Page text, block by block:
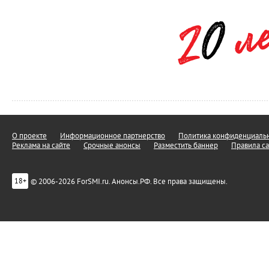
О проекте Информационное партнерство
Политика
Реклама на сайте
Срочные анонсы Разместить баннер Правила
18+ © 2006-2026 ForSMI.ru. Анонсы.РФ. Все права защищены.